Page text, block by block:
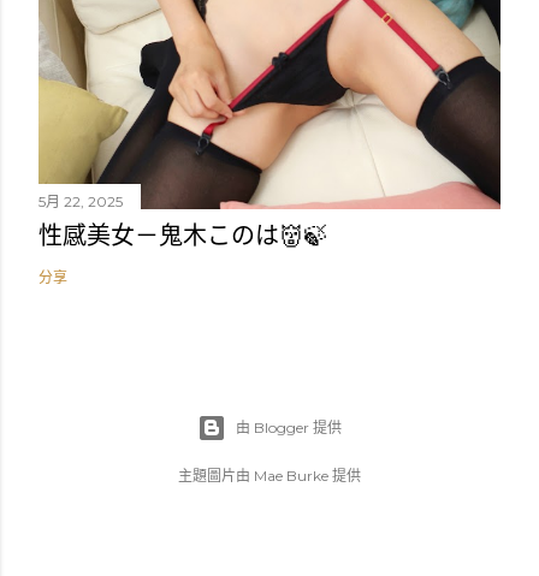
5月 22, 2025
性感美女－鬼木このは👹🍃
分享
由 Blogger 提供
主題圖片由 Mae Burke 提供